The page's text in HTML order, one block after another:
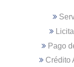
Pago
Crédito